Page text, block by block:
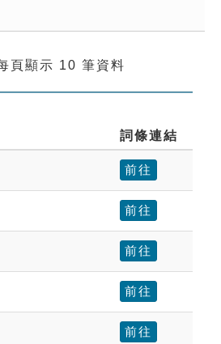
頁顯示 10 筆資料
詞條連結
前往
前往
前往
前往
前往